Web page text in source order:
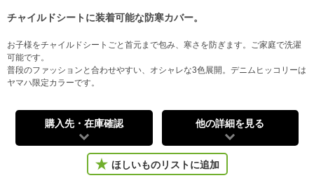
チャイルドシートに装着可能な防寒カバー。
お子様をチャイルドシートごと首元まで包み、寒さを防ぎます。ご家庭で洗濯
可能です。
普段のファッションと合わせやすい、オシャレな3色展開。デニムヒッコリーは
ヤマハ限定カラーです。
購入先・在庫確認 他の詳細を見る
ほしいものリストに追加